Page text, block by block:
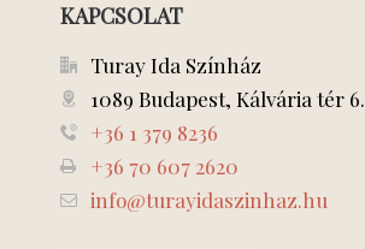
KAPCSOLAT
Turay Ida Színház
1089 Budapest, Kálvária tér 6.
+36 1 379 8236
+36 70 607 2620
info@turayidaszinhaz.hu